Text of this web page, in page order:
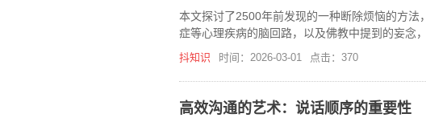
本文探讨了2500年前发现的一种断除烦恼的方
症等心理疾病的脑回路，以及佛教中提到的妄念
抖知识 时间：2026-03-01 点击：370
高效沟通的艺术：说话顺序的重要性